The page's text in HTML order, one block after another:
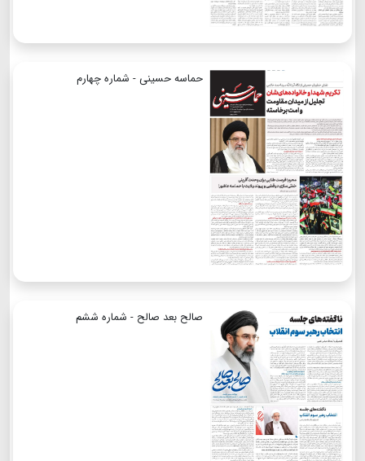
حماسه حسینی - شماره چهارم
صالح بعد صالح - شماره ششم